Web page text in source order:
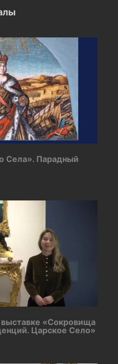
Села». Парадный
«Сокровища
Царское Село»